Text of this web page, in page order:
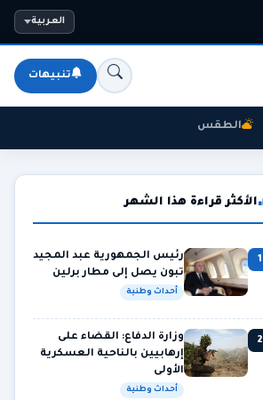
العربية
تنبيهات
الطقس
الأكثر قراءة هذا الشهر
1
رئيس الجمهورية عبد المجيد
تبون يصل إلى مطار برلين
أحداث وطنية
2
وزارة الدفاع: القضاء على
إرهابيين بالناحية العسكرية
الأولى
أحداث وطنية